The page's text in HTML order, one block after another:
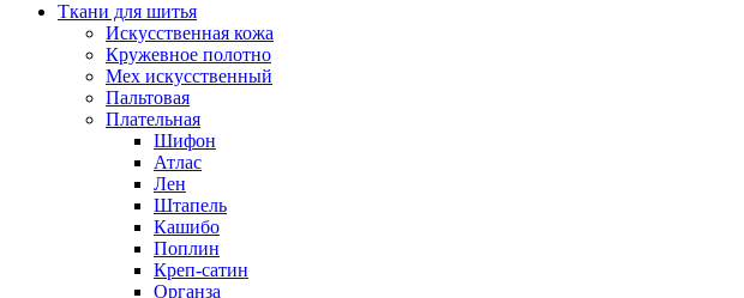
Ткани для шитья
Искусственная кожа
Кружевное полотно
Мех искусственный
Пальтовая
Плательная
Шифон
Атлас
Лен
Штапель
Кашибо
Поплин
Креп-сатин
Органза